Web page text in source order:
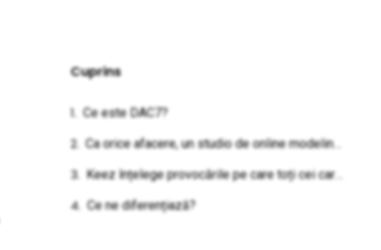
Cuprins
Ce este DAC7?
Ca orice afacere, un studio de online modeling trebuie să facă bani și să aducă rezultatele dorite.
Keez înțelege provocările pe care toți cei care activează în domeniul online
Ce ne diferențiază?